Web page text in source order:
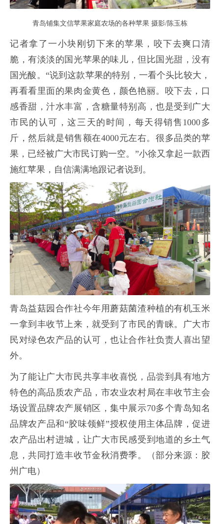
青岛铺集文信苹果家庭农场的各种苹果 摄影/陈玉栋
记者拿了一小块刚切下来的苹果，咬下去爽口清
脆，有淡淡的国光苹果的味儿，但比国光甜，没有
国光酸。“说到这款苹果的特别，一看个头比较大，
再看看里面的果肉金黄色，颜色艳丽。咬下去，口
感香甜，汁水丰富，含糖量特别高，也是受到广大
市民的认可，这三天的时间，每天得销售1000多
斤，然后就是销售额在4000元左右。很多品类的苹
果，已经被广大市民订购一空。”小徐又拿起一款西
施红苹果，自信满满地跟记者说到。
青岛益菇园合作社今年用蘑菇菌渣种植的有机玉米
一拿到丰收节上来，就受到了市民的青睐。广大市
民对绿色农产品的认可，也让合作社负责人喜出望
外。
为了能让广大市民共享丰收喜悦，品尝到具有地方
特色的高品质农产品，市农业农村局在丰收节主会
场设置品牌农产展销区，集中展示70多个青岛知名
品牌农产品和“胶味领鲜”授权使用主体品牌，促进
农产品出村进城，让广大市民感受到地道的乡土气
息，共同打造丰收节金秋消费季。（部分来源：胶
州广电）